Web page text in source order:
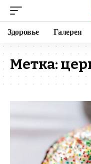
Здоровье Галерея
Метка: